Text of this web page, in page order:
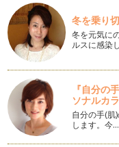
学校では先生の言うこ
ちゃんとやり、通知表
おおげさのススメ（ほ
新しい年が始まりまし
さて、今回は東…
幼児教育の落とし穴
幼児教育について、
からの教育は、やった
冬を乗り
冬を元気に
ルスに感染
『自分の
ソナルカ
自分の手(肌
します。今…